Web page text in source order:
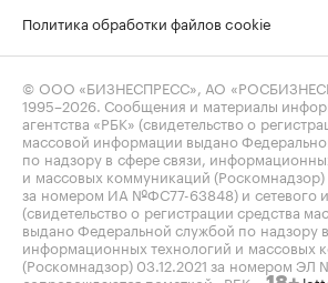
Политика обработки файлов cookie
© ООО «БИЗНЕСПРЕСС», АО
1995–2026 . Сообщения и материалы
агентства «РБК» (свидетельство о
массовой информации выдано
по надзору в сфере связи,
и массовых коммуникаций (Роскомнадзор)
за номером ИА №ФС77-63848) и сетевого
(свидетельство о регистрации средства
выдано Федеральной службой по надзору
информационных технологий и массовых
(Роскомнадзор) 03.12.2021 за номером